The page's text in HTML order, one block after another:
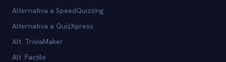
Alternativa a SpeedQuizzing
Alternativa a QuizXpress
Alt. TriviaMaker
Alt. Factile